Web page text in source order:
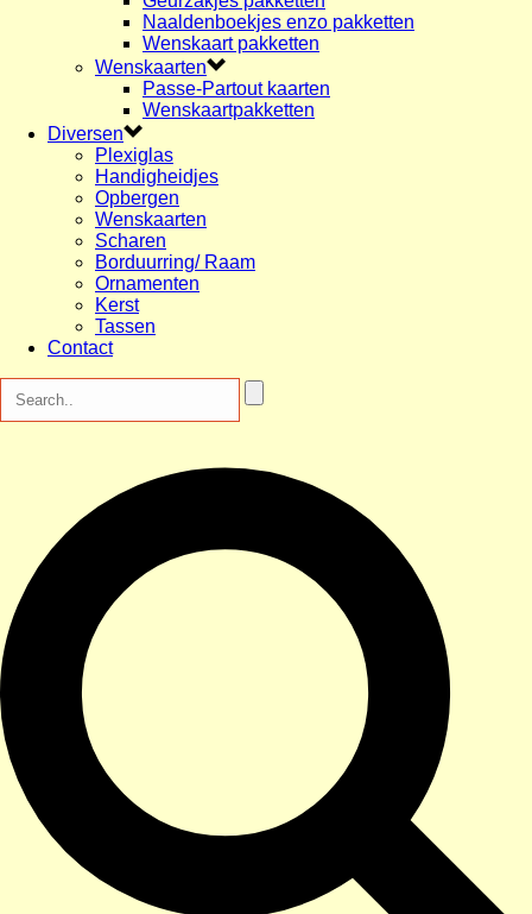
Naaldenboekjes enzo pakketten
Wenskaart pakketten
Wenskaarten
Passe-Partout kaarten
Wenskaartpakketten
Diversen
Plexiglas
Handigheidjes
Opbergen
Wenskaarten
Scharen
Borduurring/ Raam
Ornamenten
Kerst
Tassen
Contact